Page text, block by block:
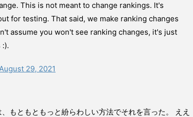
This is not meant to change rankings. It's
for testing. That said, we make ranking changes
assume you won't see ranking changes, it's just
29, 2021
もともともっと紛らわしい方法でそれを言った。 ええ